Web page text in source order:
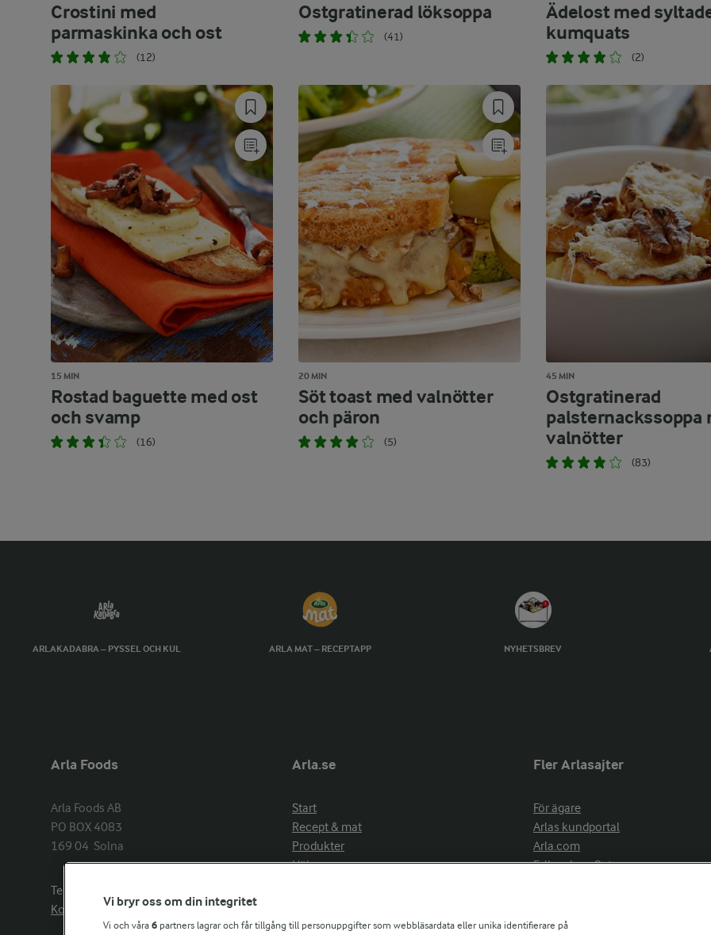
Crostini med
parmaskinka och ost
(12)
Ostgratinerad löksoppa
(41)
Ädelost med
kumquats
(2)
15 MIN
Rostad baguette med ost
och svamp
(16)
20 MIN
Söt toast med valnötter
och päron
(5)
45 MIN
Ostgratinerad
palsternackssoppa
valnötter
(83)
ARLAKADABRA – PYSSEL OCH KUL ARLA MAT – RECEPTAPP NYHETSBREV
Arla Foods
Arla Foods AB
PO BOX 4083
169 04  Solna
Telefon:
Kontakta oss
Arla.se
Start
Recept & mat
Produkter
Hälsa
Aktuellt
Fler Arlasajter
För ägare
Arlas kundportal
Arla.com
Falbygdens Ost
Vi bryr oss om din integritet
Vi och våra 6 partners lagrar och får tillgång till personuppgifter som webbläsardata eller unika identifierare på